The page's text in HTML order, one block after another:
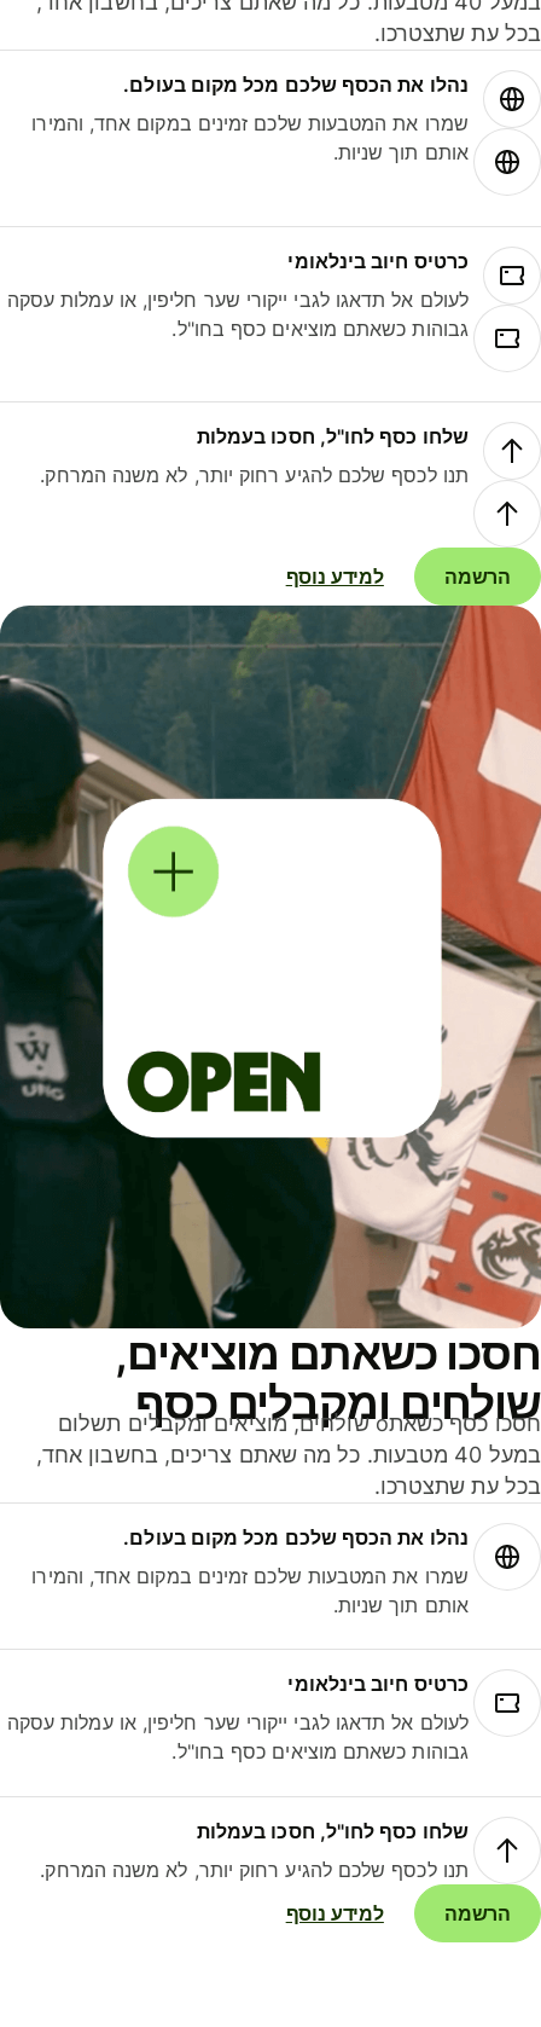
עת שתצטרכו.
נהלו את הכסף שלכם מכל מקום בעולם.
שמרו את המטבעות שלכם זמינים במקום אחד, והמירו
אותם תוך שניות.
כרטיס חיוב בינלאומי
לעולם אל תדאגו לגבי ייקורי שער חליפין, או עמלות עסקה
גבוהות כשאתם מוציאים כסף בחו"ל.
שלחו כסף לחו"ל, חסכו בעמלות
תנו לכסף שלכם להגיע רחוק יותר, לא משנה המרחק.
הרשמה למידע נוסף
כשאתם מוציאים,
ומקבלים כסף
חסכו כסף כשאתo שולחים, מוציאים ומקבלים תשלום
במעל 40 מטבעות. כל מה שאתם צריכים, בחשבון אחד,
עת שתצטרכו.
נהלו את הכסף שלכם מכל מקום בעולם.
שמרו את המטבעות שלכם זמינים במקום אחד, והמירו
אותם תוך שניות.
כרטיס חיוב בינלאומי
לעולם אל תדאגו לגבי ייקורי שער חליפין, או עמלות עסקה
גבוהות כשאתם מוציאים כסף בחו"ל.
שלחו כסף לחו"ל, חסכו בעמלות
תנו לכסף שלכם להגיע רחוק יותר, לא משנה המרחק.
הרשמה
למידע נוסף